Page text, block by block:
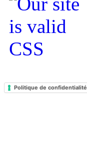
Politique de confidentialité